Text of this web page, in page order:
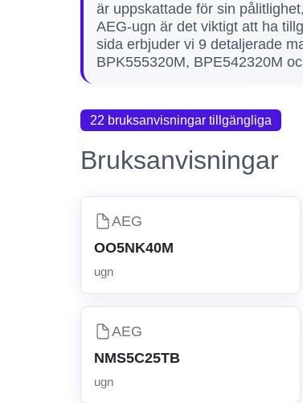
är uppskattade för sin
AEG-ugn är det viktigt att ha
sida erbjuder vi 9 detaljerade
BPK555320M, BPE542320M
22 bruksanvisningar tillgängliga
Bruksanvisningar
AEG
OO5NK40M
ugn
AEG
NMS5C25TB
ugn